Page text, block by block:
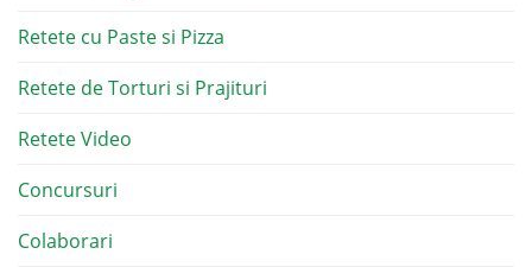
Retete cu Paste si Pizza
Retete de Torturi si Prajituri
Retete Video
Concursuri
Colaborari